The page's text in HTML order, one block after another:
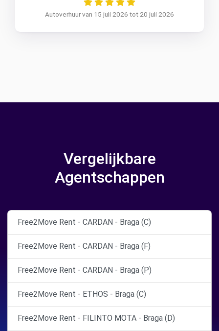
Autoverhuur van 15 juli 2026 tot 20 juli 2026
Vergelijkbare
Agentschappen
Free2Move Rent - CARDAN - Braga (C)
Free2Move Rent - CARDAN - Braga (F)
Free2Move Rent - CARDAN - Braga (P)
Free2Move Rent - ETHOS - Braga (C)
Free2Move Rent - FILINTO MOTA - Braga (D)